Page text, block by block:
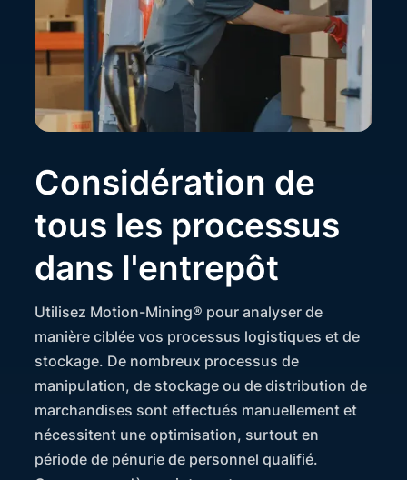
Considération de
tous les processus
dans l'entrepôt
Utilisez Motion-Mining® pour analyser de
manière ciblée vos processus logistiques et de
stockage. De nombreux processus de
manipulation, de stockage ou de distribution de
marchandises sont effectués manuellement et
nécessitent une optimisation, surtout en
période de pénurie de personnel qualifié.